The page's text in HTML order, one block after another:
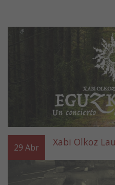
29 Abr Xabi Olkoz